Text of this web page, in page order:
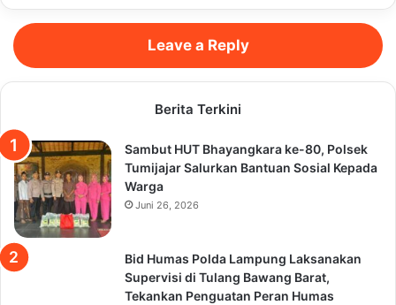
Leave a Reply
Berita Terkini
Sambut HUT Bhayangkara ke-80, Polsek
Tumijajar Salurkan Bantuan Sosial Kepada
Warga
Juni 26, 2026
Bid Humas Polda Lampung Laksanakan
Supervisi di Tulang Bawang Barat,
Tekankan Penguatan Peran Humas